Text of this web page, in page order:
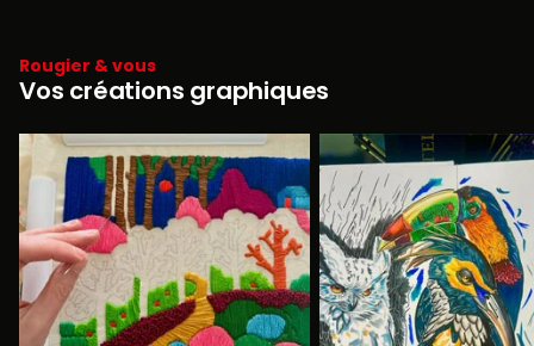
Rougier & vous
Vos créations graphiques